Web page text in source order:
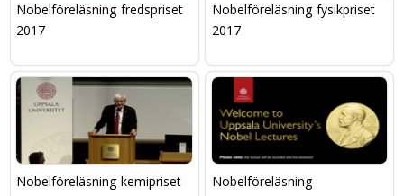
Nobelföreläsning fredspriset
2017
Nobelföreläsning fysikpriset
2017
Nobelföreläsning kemipriset
Nobelföreläsning